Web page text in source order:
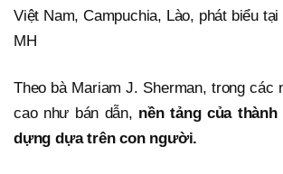
Việt Nam, Campuchia, Lào, phát biểu tại
MH
Theo bà Mariam J. Sherman, trong các
cao như bán dẫn, nền tảng của
dựng dựa trên con người.